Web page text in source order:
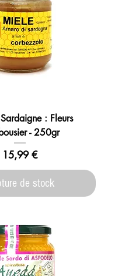
: Fleurs
- 250gr
Prix
15,99 €
de stock